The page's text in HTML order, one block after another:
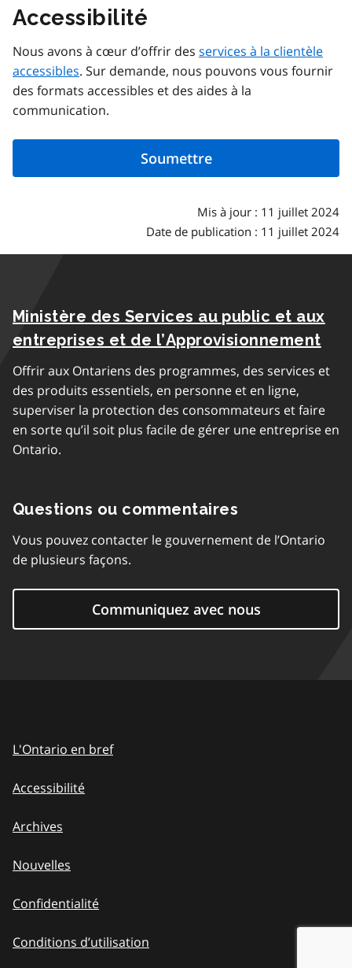
Accessibilité
Nous avons à cœur d’offrir des services à la clientèle
accessibles. Sur demande, nous pouvons vous fournir
des formats accessibles et des aides à la
communication.
Mis à jour : 11 juillet 2024
Date de publication : 11 juillet 2024
Ministère des Services au public et aux
entreprises et de l’Approvisionnement
Offrir aux Ontariens des programmes, des services et
des produits essentiels, en personne et en ligne,
superviser la protection des consommateurs et faire
en sorte qu’il soit plus facile de gérer une entreprise en
Ontario.
Questions ou commentaires
Vous pouvez contacter le gouvernement de l’Ontario
de plusieurs façons.
Communiquez avec nous
L'Ontario en bref
Accessibilité
Archives
Nouvelles
Confidentialité
Conditions d’utilisation